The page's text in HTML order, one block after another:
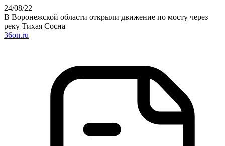
24/08/22
В Воронежской области открыли движение по мосту через
реку Тихая Сосна
36on.ru